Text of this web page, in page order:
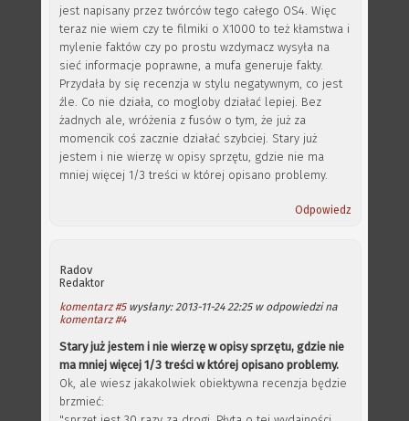
jest napisany przez twórców tego całego OS4. Więc
teraz nie wiem czy te filmiki o X1000 to też kłamstwa i
mylenie faktów czy po prostu wzdymacz wysyła na
sieć informacje poprawne, a mufa generuje fakty.
Przydała by się recenzja w stylu negatywnym, co jest
źle. Co nie działa, co mogloby działać lepiej. Bez
żadnych ale, wróżenia z fusów o tym, że już za
momencik coś zacznie działać szybciej. Stary już
jestem i nie wierzę w opisy sprzętu, gdzie nie ma
mniej więcej 1/3 treści w której opisano problemy.
Odpowiedz
Radov
Redaktor
komentarz #5wysłany: 2013-11-24 22:25 w odpowiedzi na
komentarz #4
Stary już jestem i nie wierzę w opisy sprzętu, gdzie nie
ma mniej więcej 1/3 treści w której opisano problemy.
Ok, ale wiesz jakakolwiek obiektywna recenzja będzie
brzmieć: